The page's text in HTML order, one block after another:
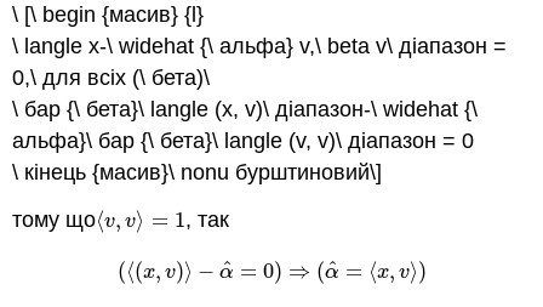
\ [\ begin {масив} {l}
\ langle x-\ widehat {\ альфа} v,\ beta v\ діапазон =
0,\ для всіх (\ бета)\
\ бар {\ бета}\ langle (x, v)\ діапазон-\ widehat {\
альфа}\ бар {\ бета}\ langle (v, v)\ діапазон = 0
\ кінець {масив}\ nonu бурштиновий\]
тому що⟨v, v⟩ = 1
⟨v, v⟩=1 , так
(⟨(x, v)⟩ − α
^ = 0) ⇒ (α
^ = ⟨x, v⟩)
(⟨ (x,v )⟩ −α ^= 0) ⇒(α^= ⟨x v⟩)